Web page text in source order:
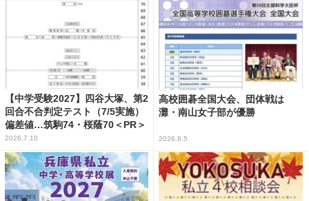
【中学受験2027】四谷大塚、第2
回合不合判定テスト（7/5実施）
偏差値…筑駒74・桜蔭70＜PR＞
2026.7.10
高校囲碁全国大会、団体戦は
灘・南山女子部が優勝
2026.8.5